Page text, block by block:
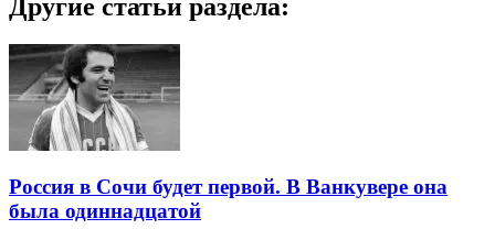
Другие статьи раздела:
Россия в Сочи будет первой. В Ванкувере она
была одиннадцатой